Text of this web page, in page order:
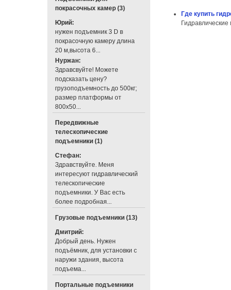
Где купить
покрасочных камер (3)
Юрий:
нужен подъемник 3 D в
покрасочную камеру длина
20 м,высота 6...
Нуржан:
Здравсвуйте! Можете
подсказать цену?
грузоподъемность до 500кг;
размер платформы от
800х50...
Передвижные
телескопические
подъемники (1)
Стефан:
Здравствуйте. Меня
интересуют гидравлический
телескопические
подъемники. У Вас есть
более подробная...
Грузовые подъемники (13)
Дмитрий:
Добрый день. Нужен
подъёмник, для установки с
наружи здания, высота
подъема...
Портальные подъемники